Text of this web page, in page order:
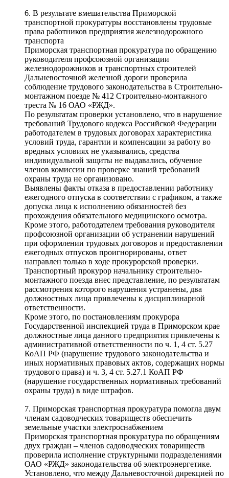
6. В результате вмешательства Приморской
транспортной прокуратуры восстановлены трудовые
права работников предприятия железнодорожного
транспорта
Приморская транспортная прокуратура по обращению
руководителя профсоюзной организации
железнодорожников и транспортных строителей
Дальневосточной железной дороги проверила
соблюдение трудового законодательства в Строительно-
монтажном поезде № 412 Строительно-монтажного
треста № 16 ОАО «РЖД».
По результатам проверки установлено, что в нарушение
требований Трудового кодекса Российской Федерации
работодателем в трудовых договорах характеристика
условий труда, гарантии и компенсации за работу во
вредных условиях не указывались, средства
индивидуальной защиты не выдавались, обучение
членов комиссии по проверке знаний требований
охраны труда не организовано.
Выявлены факты отказа в предоставлении работнику
ежегодного отпуска в соответствии с графиком, а также
допуска лица к исполнению обязанностей без
прохождения обязательного медицинского осмотра.
Кроме этого, работодателем требования руководителя
профсоюзной организации об устранении нарушений
при оформлении трудовых договоров и предоставлении
ежегодных отпусков проигнорированы, ответ
направлен только в ходе прокурорской проверки.
Транспортный прокурор начальнику строительно-
монтажного поезда внес представление, по результатам
рассмотрения которого нарушения устранены, два
должностных лица привлечены к дисциплинарной
ответственности.
Кроме этого, по постановлениям прокурора
Государственной инспекцией труда в Приморском крае
должностные лица данного предприятия привлечены к
административной ответственности по ч. 1, 4 ст. 5.27
КоАП РФ (нарушение трудового законодательства и
иных нормативных правовых актов, содержащих нормы
трудового права) и ч. 3, 4 ст. 5.27.1 КоАП РФ
(нарушение государственных нормативных требований
охраны труда) в виде штрафов.
7. Приморская транспортная прокуратура помогла двум
членам садоводческих товариществ обеспечить
земельные участки электроснабжением
Приморская транспортная прокуратура по обращениям
двух граждан – членов садоводческих товариществ
проверила исполнение структурными подразделениями
ОАО «РЖД» законодательства об электроэнергетике.
Установлено, что между Дальневосточной дирекцией по